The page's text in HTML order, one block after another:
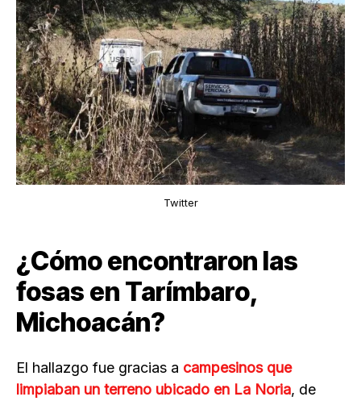
Twitter
¿Cómo encontraron las
fosas en Tarímbaro,
Michoacán?
El hallazgo fue gracias a campesinos que
limpiaban un terreno ubicado en La Noria, de